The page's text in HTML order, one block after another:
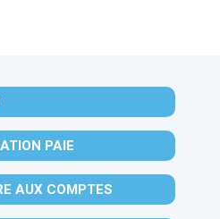
PAIE
AUX COMPTES